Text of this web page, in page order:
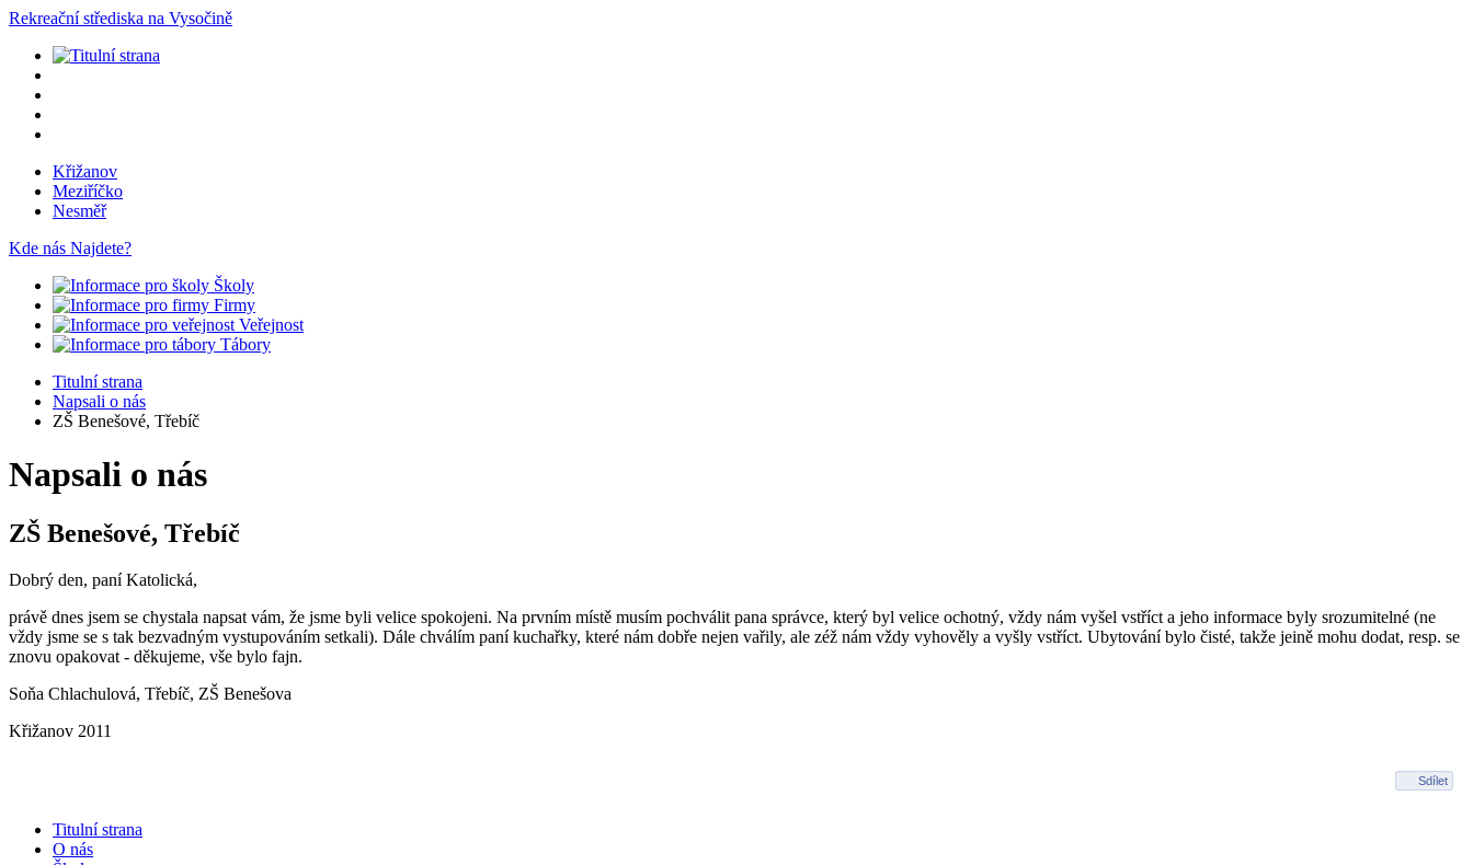
Rekreační střediska na Vysočině
Křižanov
Meziříčko
Nesměř
Kde nás Najdete?
Školy
Firmy
Veřejnost
Tábory
Titulní strana
Napsali o nás
ZŠ Benešové, Třebíč
Napsali o nás
ZŠ Benešové, Třebíč
Dobrý den, paní Katolická,
právě dnes jsem se chystala napsat vám, že jsme byli velice spokojeni. Na prvním místě musím pochválit pana správce, který byl velice ochotný, vždy nám vyšel vstříct a jeho informace byly srozumitelné (ne
vždy jsme se s tak bezvadným vystupováním setkali). Dále chválím paní kuchařky, které nám dobře nejen vařily, ale zéž nám vždy vyhověly a vyšly vstříct. Ubytování bylo čisté, takže jeině mohu dodat, resp. se
znovu opakovat - děkujeme, vše bylo fajn.
Soňa Chlachulová, Třebíč, ZŠ Benešova
Křižanov 2011
Sdílet
Titulní strana
O nás